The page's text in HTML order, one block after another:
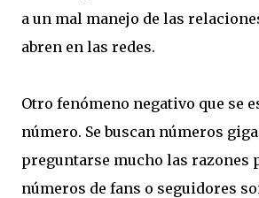
a un mal manejo de las
abren en las redes.
Otro fenómeno negativo que se
número. Se buscan números
preguntarse mucho las razones
números de fans o seguidores